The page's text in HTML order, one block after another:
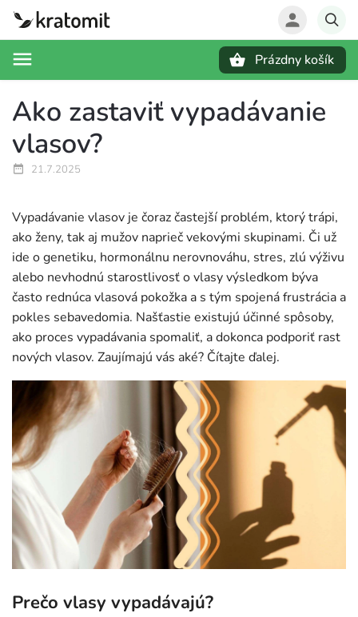
Prázdny košík
Ako zastaviť vypadávanie
vlasov?
21.7.2025
Vypadávanie vlasov je čoraz častejší problém, ktorý trápi,
ako ženy, tak aj mužov naprieč vekovými skupinami. Či už
ide o genetiku, hormonálnu nerovnováhu, stres, zlú výživu
alebo nevhodnú starostlivosť o vlasy výsledkom býva
často rednúca vlasová pokožka a s tým spojená frustrácia a
pokles sebavedomia. Našťastie existujú účinné spôsoby,
ako proces vypadávania spomaliť, a dokonca podporiť rast
nových vlasov. Zaujímajú vás aké? Čítajte ďalej.
Prečo vlasy vypadávajú?